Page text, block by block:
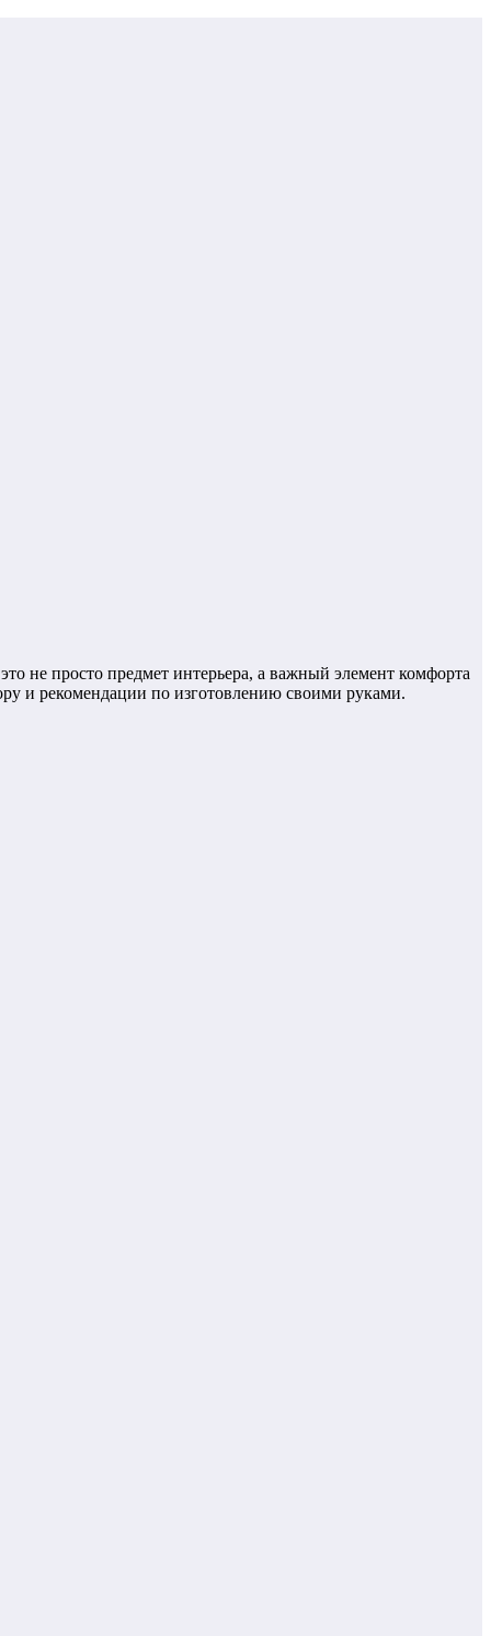
не просто предмет интерьера, а важный элемент комфорта
и рекомендации по изготовлению своими руками.